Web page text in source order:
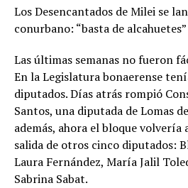
Los Desencantados de Milei se
conurbano: “basta de alcahuetes”
Las últimas semanas no fueron
En la Legislatura bonaerense
diputados. Días atrás rompió
Santos, una diputada de Lomas
además, ahora el bloque
salida de otros cinco diputados:
Laura Fernández, María Jalil
Sabrina Sabat.